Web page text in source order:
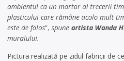
ambientul ca un martor al trecerii
plasticului care rămâne acolo mult
este de folos”, spune artista Wanda
muralului.
Pictura realizată pe zidul fabricii de